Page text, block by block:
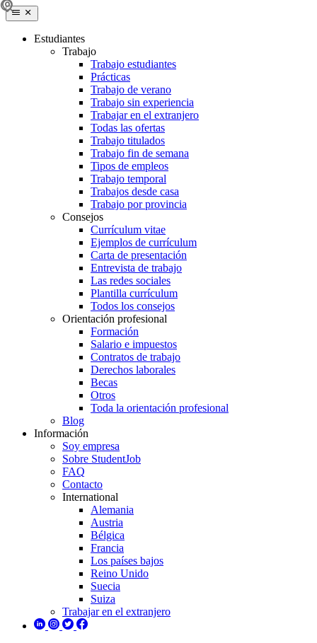
Estudiantes
Trabajo
Trabajo estudiantes
Prácticas
Trabajo de verano
Trabajo sin experiencia
Trabajar en el extranjero
Todas las ofertas
Trabajo titulados
Trabajo fin de semana
Tipos de empleos
Trabajo temporal
Trabajos desde casa
Trabajo por provincia
Consejos
Currículum vitae
Ejemplos de currículum
Carta de presentación
Entrevista de trabajo
Las redes sociales
Plantilla currículum
Todos los consejos
Orientación profesional
Formación
Salario e impuestos
Contratos de trabajo
Derechos laborales
Becas
Otros
Toda la orientación profesional
Blog
Información
Soy empresa
Sobre StudentJob
FAQ
Contacto
International
Alemania
Austria
Bélgica
Francia
Los países bajos
Reino Unido
Suecia
Suiza
Trabajar en el extranjero